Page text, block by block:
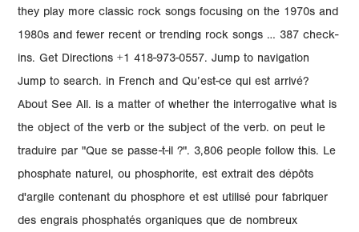
they play more classic rock songs focusing on the 1970s and
1980s and fewer recent or trending rock songs … 387 check-
ins. Get Directions +1 418-973-0557. Jump to navigation
Jump to search. in French and Qu’est-ce qui est arrivé?
About See All. is a matter of whether the interrogative what is
the object of the verb or the subject of the verb. on peut le
traduire par "Que se passe-t-il ?". 3,806 people follow this. Le
phosphate naturel, ou phosphorite, est extrait des dépôts
d'argile contenant du phosphore et est utilisé pour fabriquer
des engrais phosphatés organiques que de nombreux